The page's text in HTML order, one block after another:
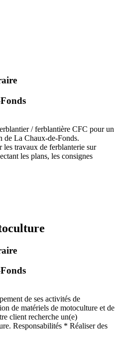
/ ferblantière CFC pour un
de La Chaux-de-Fonds.
les travaux de ferblanterie sur
les plans, les consignes
de ses activités de
de matériels de motoculture et de
client recherche un(e)
Responsabilités * Réaliser des